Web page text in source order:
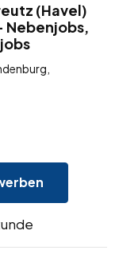
(Havel)
Nebenjobs,